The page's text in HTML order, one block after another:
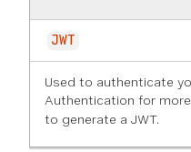
JWT
Used to authenticate
Authentication for
to generate a JWT.